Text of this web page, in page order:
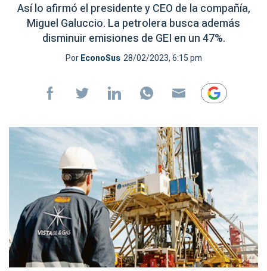
Así lo afirmó el presidente y CEO de la compañía,
Miguel Galuccio. La petrolera busca además
disminuir emisiones de GEI en un 47%.
PorEconoSus 28/02/2023, 6:15 pm